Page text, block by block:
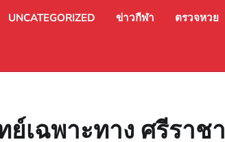
UNCATEGORIZED ข่าวกีฬา ตรวจหวย
เฉพาะทาง ศรีราชา